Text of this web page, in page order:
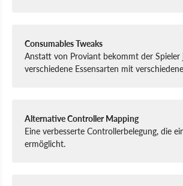
Consumables Tweaks
Anstatt von Proviant bekommt der Spieler
verschiedene Essensarten mit
Alternative Controller Mapping
Eine verbesserte Controllerbelegung, die
ermöglicht.